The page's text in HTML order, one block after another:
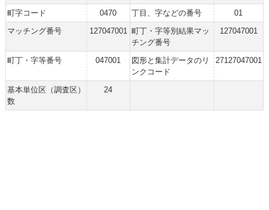
町字コード
0470 丁目、字などの番号
01
マッチング番号
127047001 町丁・字等別結果マッ
チング番号
127047001
町丁・字等番号 047001
図形と集計データのリ
ンクコード
27127047001
基本単位区（調査区）
数
24